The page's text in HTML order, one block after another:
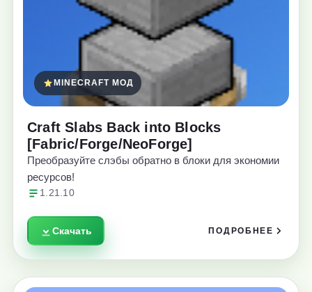
MINECRAFT МОД
Craft Slabs Back into Blocks
[Fabric/Forge/NeoForge]
Преобразуйте слэбы обратно в блоки для экономии
ресурсов!
1.21.10
Скачать ПОДРОБНЕЕ